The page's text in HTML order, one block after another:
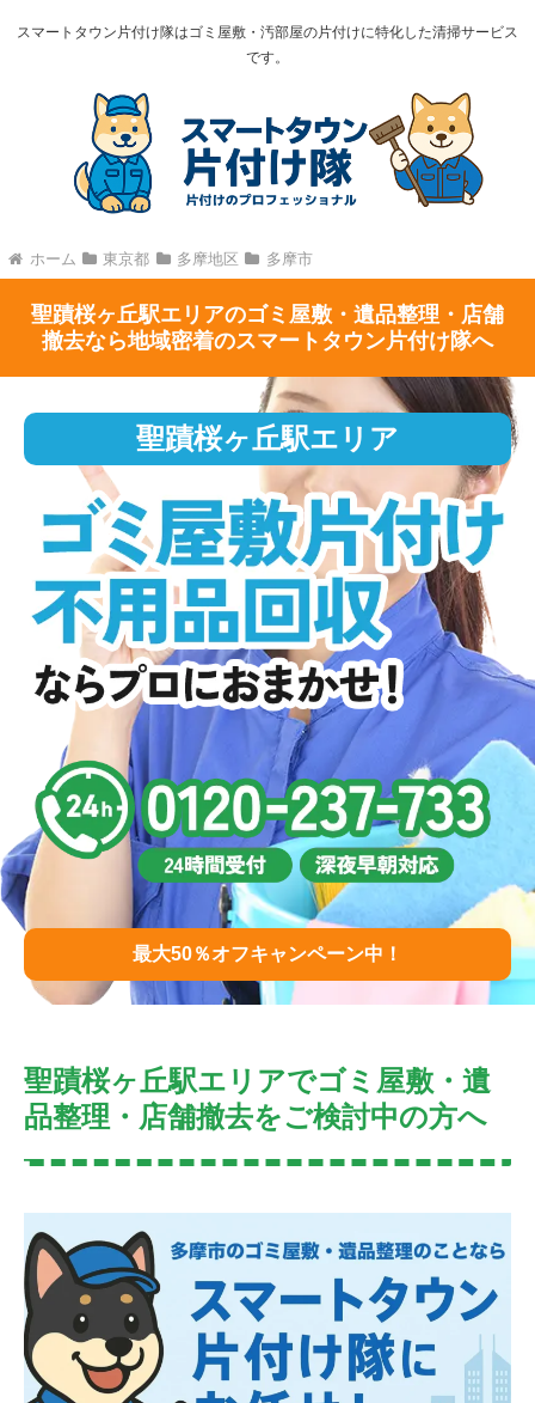
スマートタウン片付け隊はゴミ屋敷・汚部屋の片付けに特化した清掃サービス
です。
ホーム 東京都 多摩地区 多摩市
聖蹟桜ヶ丘駅エリアのゴミ屋敷・遺品整理・店舗
撤去なら地域密着のスマートタウン片付け隊へ
聖蹟桜ヶ丘駅エリア
最大50％オフキャンペーン中！
聖蹟桜ヶ丘駅エリアでゴミ屋敷・遺
品整理・店舗撤去をご検討中の方へ